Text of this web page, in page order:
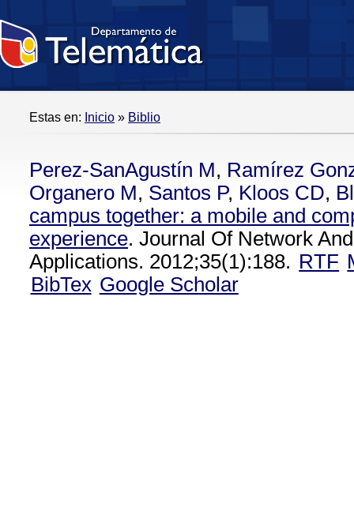
Estas en: Inicio » Biblio
Perez-SanAgustín M, Ramírez
Organero M, Santos P, Kloos CD,
campus together: a mobile and
experience. Journal Of Network
Applications. 2012;35(1):188. RTF
BibTex Google Scholar